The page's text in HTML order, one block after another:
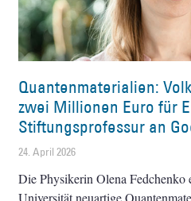
Quantenmaterialien:
zwei Millionen Euro für
Stiftungsprofessur an
24. April 2026
Die Physikerin Olena Fedchenko